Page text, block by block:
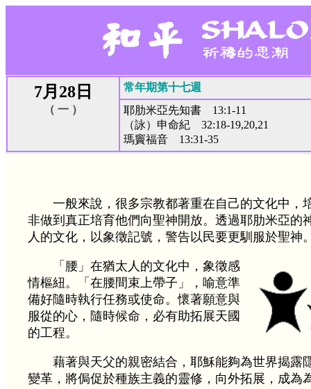
7月28日
（ 一 ）
常年期第十七週
耶肋米亞先知書 13:1-11
（詠）申命紀 32:18-19,20,21
瑪竇福音 13:31-35
一般來說，很多宗教都著重在自己的文化中，
非做到真正培育他們向聖神開放。透過耶肋米亞的
人的文化，以象徵記號，警告以民要更馴服於聖神
「腰」在猶太人的文化中，象徵感
情樞紐。「在腰間束上帶子」，喻意準
備好隨時執行任務或使命。懷著願意與
服從的心，隨時候命，必有助拓展天國
的工程。
藉著與天父的親密結合，耶穌能夠為世界揭露
變革，將侷促於種族主義的靈修，向外拓展，成為